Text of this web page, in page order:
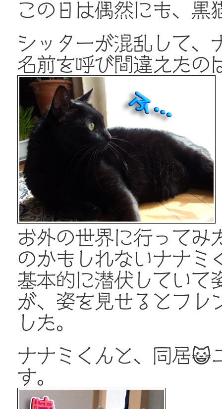
この日は偶然にも、黒
シッターが混乱して、
名前を呼び間違えたの
お外の世界に行ってみ
のかもしれないナナミ
基本的に潜伏していて
が、姿を見せるとフレ
した。
ナナミくんと、同居😺
す。